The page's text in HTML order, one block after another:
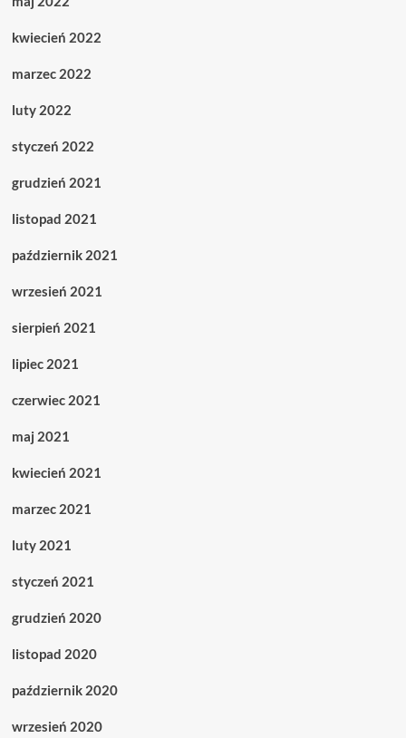
kwiecień 2022
marzec 2022
luty 2022
styczeń 2022
grudzień 2021
listopad 2021
październik 2021
wrzesień 2021
sierpień 2021
lipiec 2021
czerwiec 2021
maj 2021
kwiecień 2021
marzec 2021
luty 2021
styczeń 2021
grudzień 2020
listopad 2020
październik 2020
wrzesień 2020